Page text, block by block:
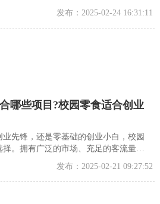
发布：2025-02-24 16:31:11
哪些项目?校园零食适合创业
先锋，还是零基础的创业小白，校园
。拥有广泛的市场、充足的客流量、
目，适合所有有想法有目标的同盟。
发布：2025-02-21 09:27:52